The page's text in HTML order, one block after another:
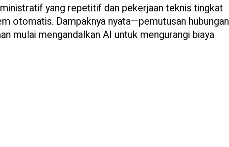
yang repetitif dan pekerjaan teknis tingkat
otomatis. Dampaknya nyata—pemutusan hubungan
mulai mengandalkan AI untuk mengurangi biaya